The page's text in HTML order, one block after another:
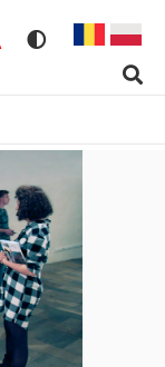
Rozmiar
DużaWersja